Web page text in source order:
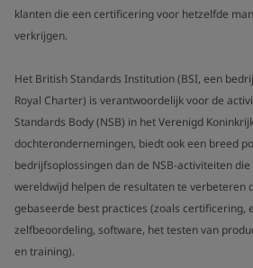
klanten die een certificering voor hetzelfde
verkrijgen.
Het British Standards Institution (BSI, een
Royal Charter) is verantwoordelijk voor de
Standards Body (NSB) in het Verenigd
dochterondernemingen, biedt ook een breed
bedrijfsoplossingen dan de NSB-activiteiten
wereldwijd helpen de resultaten te verbeteren
gebaseerde best practices (zoals certificering,
zelfbeoordeling, software, het testen van
en training).